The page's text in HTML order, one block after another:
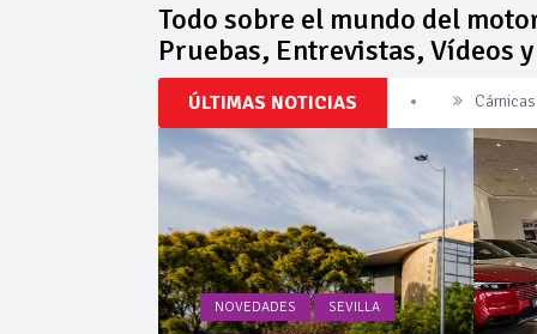
Todo sobre el mundo del
Pruebas, Entrevistas, Vídeos
ÚLTIMAS NOTICIAS
La
Invercar
NOVEDADES SEVILLA